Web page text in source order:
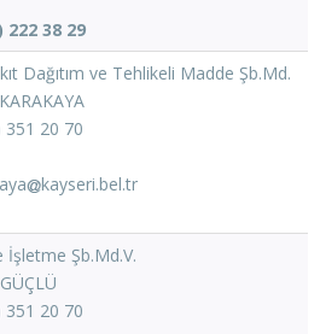
222 38 29
Dağıtım ve Tehlikeli Madde Şb.Md.
351 20 70
kayseri.bel.tr
İşletme Şb.Md.V.
351 20 70